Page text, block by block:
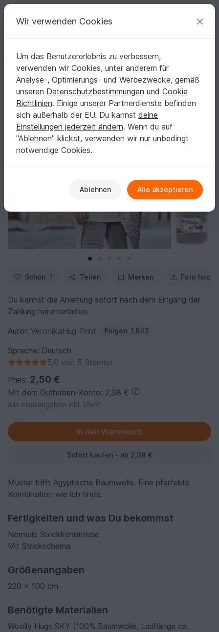
Deine kreativen Ideen
Deutsch | € (EUR) einloggen Kostenlos registrieren
Startseite Stricken Tücher Dreieckstücher
TUCH NATURE ART
TUCH NATURE ART
Schön 1 Teilen Merken Foto
Du kannst die Anleitung sofort nach dem Eingang der
Zahlung herunterladen.
Autor: VeronikaHug-Print Folgen 1.642
Sprache: Deutsch
5,0 von 5 Sternen
Preis: 2,50 €
Mit dem Guthaben-Konto: 2,38 €
Alle Preisangaben inkl. MwSt.
Sofort kaufen - ab 2,38 €
Muster trifft Ägyptische Baumwolle. Eine pferfekte
Kombination wie ich finde.
Fertigkeiten und was Du bekommst
Normale Strickkenntnisse
Mit Strickschema
Größenangaben
220 x 100 cm
Benötigte Materialien
Woolly Hugs SKY (100% Baumwolle, Lauflänge ca.
Wir verwenden Cookies
Um das Benutzererlebnis zu verbessern,
verwenden wir Cookies, unter anderem für
Analyse-, Optimierungs- und Werbezwecke, gemäß
unseren Datenschutzbestimmungen und Cookie
Richtlinien. Einige unserer Partnerdienste befinden
sich außerhalb der EU. Du kannst deine
Einstellungen jederzeit ändern. Wenn du auf
"Ablehnen" klickst, verwenden wir nur unbedingt
notwendige Cookies.
Ablehnen Alle akzeptieren